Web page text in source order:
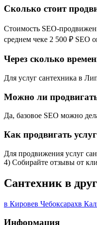
Сколько стоит
Стоимость SEO-
среднем чеке 2 500 ₽ SEO
Через сколько
Для услуг сантехника в
Можно ли продвигать
Да, базовое SEO можно
Как продвигать
Для продвижения услуг
4) Собирайте отзывы от
Сантехник в
в Кировев Чебоксарахв
Информация